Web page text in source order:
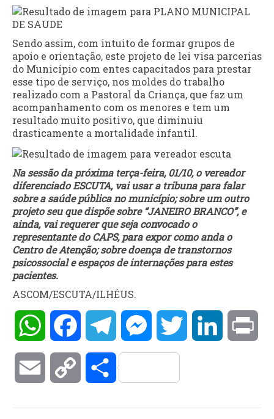
Sendo assim, com intuito de formar grupos de
apoio e orientação, este projeto de lei visa parcerias
do Município com entes capacitados para prestar
esse tipo de serviço, nos moldes do trabalho
realizado com a Pastoral da Criança, que faz um
acompanhamento com os menores e tem um
resultado muito positivo, que diminuiu
drasticamente a mortalidade infantil.
Na sessão da próxima terça-feira, 01/10, o vereador
diferenciado ESCUTA, vai usar a tribuna para falar
sobre a saúde pública no município; sobre um outro
projeto seu que dispõe sobre “JANEIRO BRANCO”, e
ainda, vai requerer que seja convocado o
representante do CAPS, para expor como anda o
Centro de Atenção; sobre doença de transtornos
psicossocial e espaços de internações para estes
pacientes.
ASCOM/ESCUTA/ILHÉUS.
WhatsAppFacebookTelegramMessengerTwitter LinkedIn
Email Copy Compartilhar